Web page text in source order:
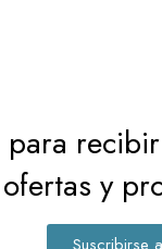
para
ofertas y